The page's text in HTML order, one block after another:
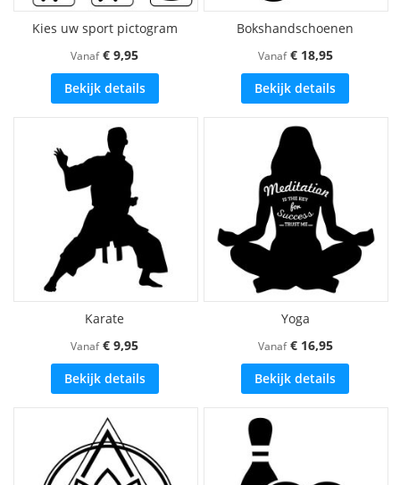
Kies uw sport pictogram
Vanaf € 9,95
Bekijk details
Bokshandschoenen
Vanaf € 18,95
Bekijk details
Karate
Vanaf € 9,95
Bekijk details
Yoga
Vanaf € 16,95
Bekijk details